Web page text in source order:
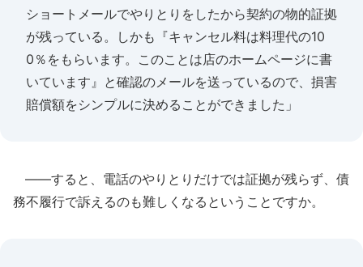
ショートメールでやりとりをしたから契約の物的証拠
が残っている。しかも『キャンセル料は料理代の10
0％をもらいます。このことは店のホームページに書
いています』と確認のメールを送っているので、損害
賠償額をシンプルに決めることができました」
――すると、電話のやりとりだけでは証拠が残らず、債
務不履行で訴えるのも難しくなるということですか。